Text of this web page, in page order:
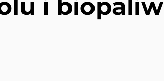
i biopaliw